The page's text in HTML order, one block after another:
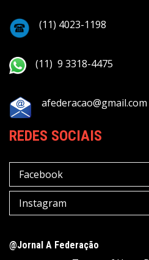
(11) 4023-1198
(11) 9 3318-4475
afederacao@gmail.com
REDES SOCIAIS
Facebook
Instagram
@Jornal A Federação